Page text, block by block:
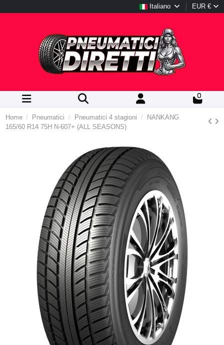
Italiano EUR €
0
Home Pneumatici Pneumatici 4 stagioni
NANKANG
165/60 R14 75H N-607+ (ALL SEASONS)